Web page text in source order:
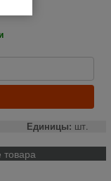
Единицы: шт.